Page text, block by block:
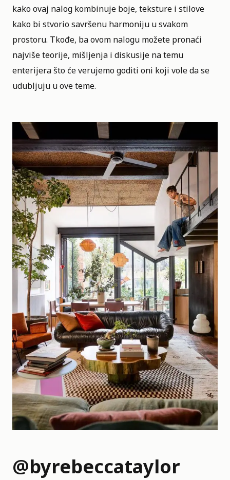
kako ovaj nalog kombinuje boje, teksture i stilove
kako bi stvorio savršenu harmoniju u svakom
prostoru. Tkođe, ba ovom nalogu možete pronaći
najviše teorije, mišljenja i diskusije na temu
enterijera što će verujemo goditi oni koji vole da se
udubljuju u ove teme.
@byrebeccataylor